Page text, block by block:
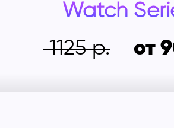
Watch
1125
от